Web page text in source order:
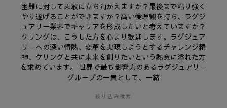
サステナビリティ
FINANCE
プレスルーム
採用情報
困難に対して果敢に立ち向かえますか？最後まで粘り強く
やり遂げることができますか？高い倫理観を持ち、ラグジ
ュアリー業界でキャリアを形成したいと考えていますか？
ケリングは、こうした方を心より歓迎します。ラグジュア
リーへの深い情熱、変革を実現しようとするチャレンジ精
神、ケリングと共に未来を創りたいという熱意に溢れた方
を求めています。 世界で最も影響力のあるラグジュアリー
グループの一員として、一緒
絞り込み検索